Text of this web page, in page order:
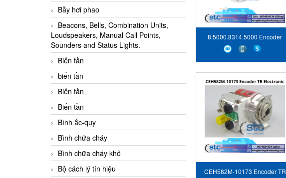
Bẫy hơi phao
Beacons, Bells, Combination Units,
Loudspeakers, Manual Call Points,
Sounders and Status Lights.
Biến tần
biến tần
Biến tần
Biến tần
Bình ắc-quy
Bình chữa cháy
Bình chữa cháy khô
Bộ cách lý tín hiệu
8.5000.8314.5000 Encoder
Kubler
CEH582M-10173 Encoder TR